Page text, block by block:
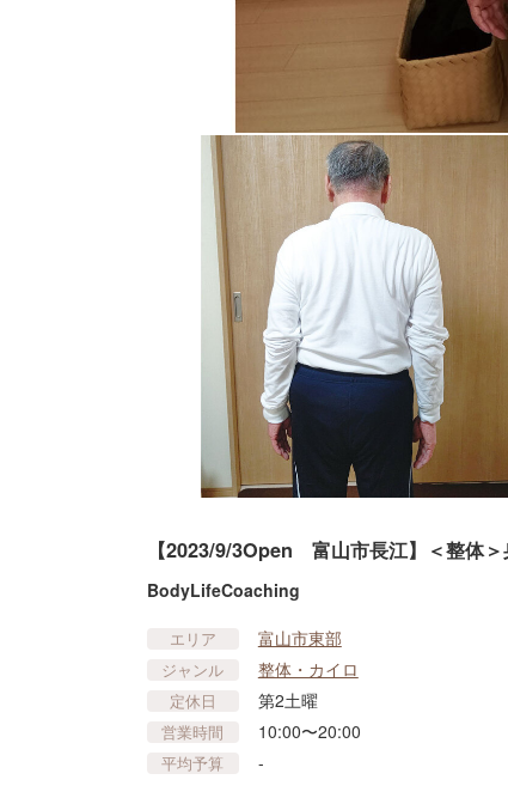
【2023/9/3Open 富山市長江】＜整体＞
BodyLifeCoaching
エリア 富山市東部
ジャンル 整体・カイロ
定休日 第2土曜
営業時間 10:00〜20:00
平均予算 -